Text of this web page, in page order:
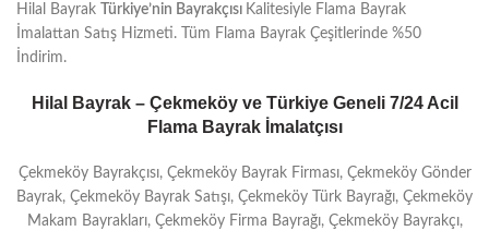
Hilal Bayrak Türkiye’nin Bayrakçısı Kalitesiyle Flama Bayrak
İmalattan Satış Hizmeti. Tüm Flama Bayrak Çeşitlerinde %50
İndirim.
Hilal Bayrak – Çekmeköy ve Türkiye Geneli 7/24 Acil
Flama Bayrak İmalatçısı
Çekmeköy Bayrakçısı, Çekmeköy Bayrak Firması, Çekmeköy Gönder
Bayrak, Çekmeköy Bayrak Satışı, Çekmeköy Türk Bayrağı, Çekmeköy
Makam Bayrakları, Çekmeköy Firma Bayrağı, Çekmeköy Bayrakçı,